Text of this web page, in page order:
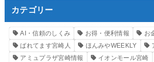
カテゴリー
AI・信頼のしくみ お得・便利情報
お
ばれてます宮崎人
ほんみやWEEKLY
アミュプラザ宮崎情報
イオンモール宮崎